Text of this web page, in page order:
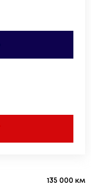
135 000 км